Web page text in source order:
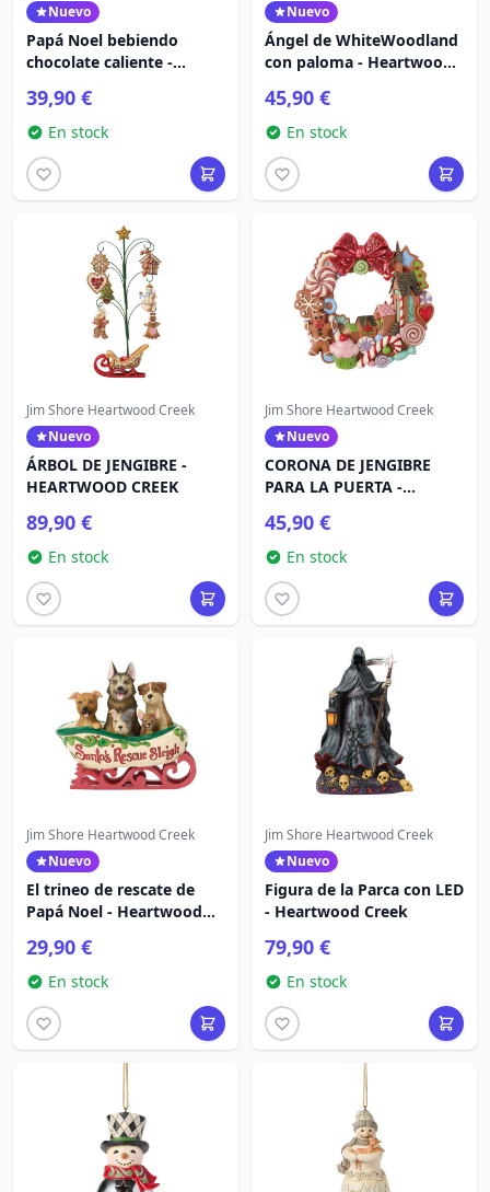
Nuevo
Papá Noel bebiendo
chocolate caliente -
39,90 €
En stock
Nuevo
Ángel de WhiteWoodland
con paloma - Heartwood
45,90 €
En stock
Jim Shore Heartwood Creek
Nuevo
ÁRBOL DE JENGIBRE -
HEARTWOOD CREEK
89,90 €
En stock
Jim Shore Heartwood Creek
Nuevo
CORONA DE JENGIBRE
PARA LA PUERTA -
45,90 €
En stock
Jim Shore Heartwood Creek
Nuevo
El trineo de rescate de
Papá Noel - Heartwood
29,90 €
En stock
Jim Shore Heartwood Creek
Nuevo
Figura de la Parca con LED
- Heartwood Creek
79,90 €
En stock